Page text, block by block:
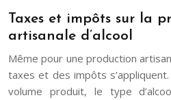
Taxes et impôts sur la
artisanale d’alcool
Même pour une production
taxes et des impôts
volume produit, le type